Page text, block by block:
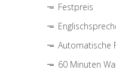
Festpreis
Automatische
60 Minuten